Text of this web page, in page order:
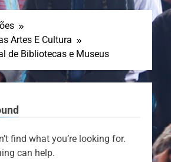
Artes E Cultura
de Bibliotecas e Museus
find what you’re looking for.
can help.